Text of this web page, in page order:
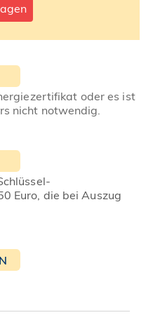
oder es ist
nicht notwendig.
Euro, die bei Auszug